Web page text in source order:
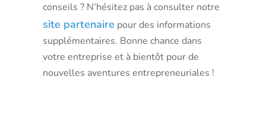
conseils ? N’hésitez pas à consulter notre
site partenaire pour des informations
supplémentaires. Bonne chance dans
votre entreprise et à bientôt pour de
nouvelles aventures entrepreneuriales !